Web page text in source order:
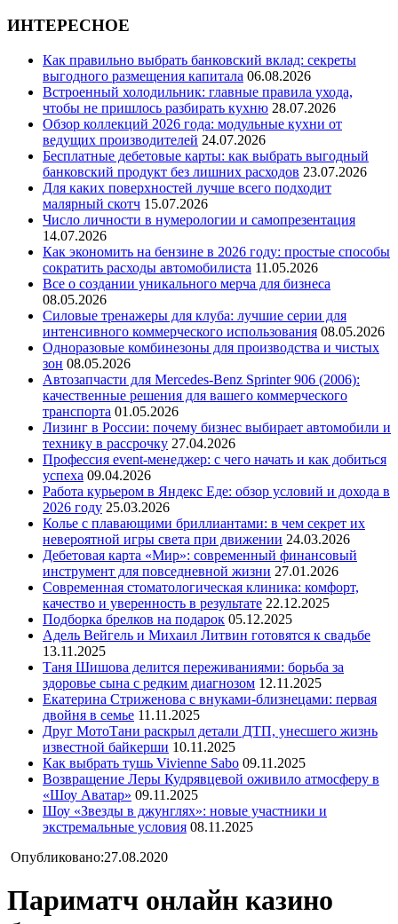
ИНТЕРЕСНОЕ
Как правильно выбрать банковский вклад: секреты
выгодного размещения капитала 06.08.2026
Встроенный холодильник: главные правила ухода,
чтобы не пришлось разбирать кухню 28.07.2026
Обзор коллекций 2026 года: модульные кухни от
ведущих производителей 24.07.2026
Бесплатные дебетовые карты: как выбрать выгодный
банковский продукт без лишних расходов 23.07.2026
Для каких поверхностей лучше всего подходит
малярный скотч 15.07.2026
Число личности в нумерологии и самопрезентация
14.07.2026
Как экономить на бензине в 2026 году: простые способы
сократить расходы автомобилиста 11.05.2026
Все о создании уникального мерча для бизнеса
08.05.2026
Силовые тренажеры для клуба: лучшие серии для
интенсивного коммерческого использования 08.05.2026
Одноразовые комбинезоны для производства и чистых
зон 08.05.2026
Автозапчасти для Mercedes-Benz Sprinter 906 (2006):
качественные решения для вашего коммерческого
транспорта 01.05.2026
Лизинг в России: почему бизнес выбирает автомобили и
технику в рассрочку 27.04.2026
Профессия event-менеджер: с чего начать и как добиться
успеха 09.04.2026
Работа курьером в Яндекс Еде: обзор условий и дохода в
2026 году 25.03.2026
Колье с плавающими бриллиантами: в чем секрет их
невероятной игры света при движении 24.03.2026
Дебетовая карта «Мир»: современный финансовый
инструмент для повседневной жизни 27.01.2026
Современная стоматологическая клиника: комфорт,
качество и уверенность в результате 22.12.2025
Подборка брелков на подарок 05.12.2025
Адель Вейгель и Михаил Литвин готовятся к свадьбе
13.11.2025
Таня Шишова делится переживаниями: борьба за
здоровье сына с редким диагнозом 12.11.2025
Екатерина Стриженова с внуками-близнецами: первая
двойня в семье 11.11.2025
Друг МотоТани раскрыл детали ДТП, унесшего жизнь
известной байкерши 10.11.2025
Как выбрать тушь Vivienne Sabo 09.11.2025
Возвращение Леры Кудрявцевой оживило атмосферу в
«Шоу Аватар» 09.11.2025
Шоу «Звезды в джунглях»: новые участники и
экстремальные условия 08.11.2025
Опубликовано:27.08.2020
Париматч онлайн казино